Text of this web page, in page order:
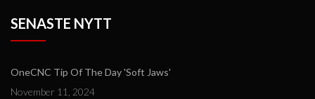
SENASTE NYTT
OneCNC Tip Of The Day 'Soft Jaws'
November 11, 2024